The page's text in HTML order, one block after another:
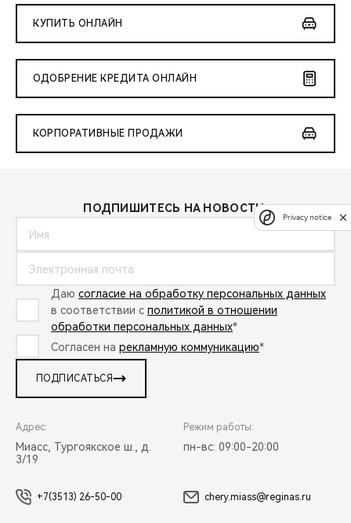
КУПИТЬ ОНЛАЙН
ОДОБРЕНИЕ КРЕДИТА ОНЛАЙН
КОРПОРАТИВНЫЕ ПРОДАЖИ
ПОДПИШИТЕСЬ НА НОВОСТИ:
Даю согласие на обработку персональных данных
в соответствии с политикой в отношении
обработки персональных данных*
Согласен на рекламную коммуникацию*
ПОДПИСАТЬСЯ
Адрес:
Миасс, Тургоякское ш., д.
3/19
Режим работы:
пн-вс: 09:00-20:00
+7(3513) 26-50-00 chery.miass@reginas.ru
Privacy notice